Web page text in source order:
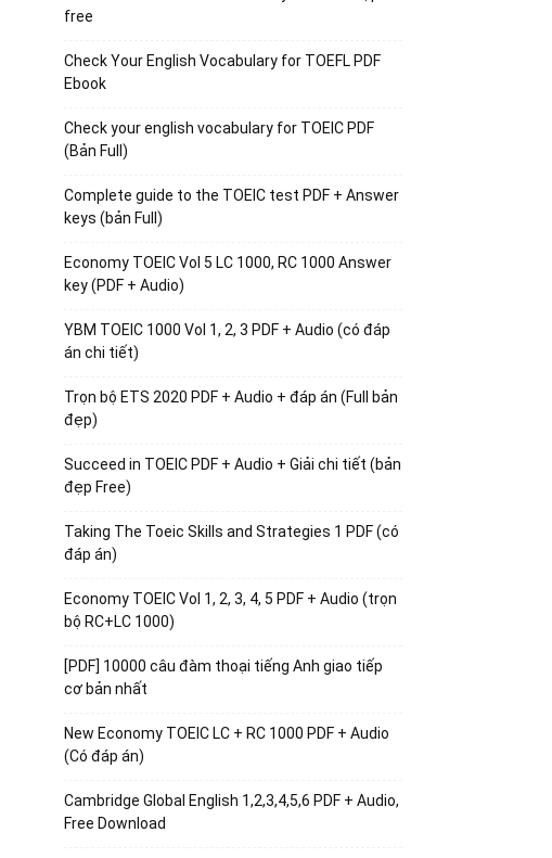
free
Check Your English Vocabulary for TOEFL PDF
Ebook
Check your english vocabulary for TOEIC PDF
(Bản Full)
Complete guide to the TOEIC test PDF + Answer
keys (bản Full)
Economy TOEIC Vol 5 LC 1000, RC 1000 Answer
key (PDF + Audio)
YBM TOEIC 1000 Vol 1, 2, 3 PDF + Audio (có đáp
án chi tiết)
Trọn bộ ETS 2020 PDF + Audio + đáp án (Full bản
đẹp)
Succeed in TOEIC PDF + Audio + Giải chi tiết (bản
đẹp Free)
Taking The Toeic Skills and Strategies 1 PDF (có
đáp án)
Economy TOEIC Vol 1, 2, 3, 4, 5 PDF + Audio (trọn
bộ RC+LC 1000)
[PDF] 10000 câu đàm thoại tiếng Anh giao tiếp
cơ bản nhất
New Economy TOEIC LC + RC 1000 PDF + Audio
(Có đáp án)
Cambridge Global English 1,2,3,4,5,6 PDF + Audio,
Free Download